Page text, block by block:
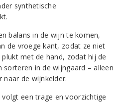
synthetische
balans in de wijn te komen,
de vroege kant, zodat ze niet
met de hand, zodat hij de
sorteren in de wijngaard – alleen
de wijnkelder.
een trage en voorzichtige